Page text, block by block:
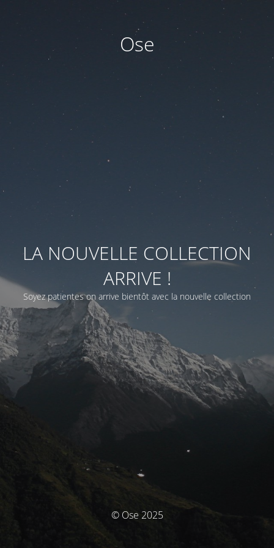
Ose
LA NOUVELLE COLLECTION
ARRIVE !
Soyez patientes on arrive bientôt avec la nouvelle collection
© Ose 2025